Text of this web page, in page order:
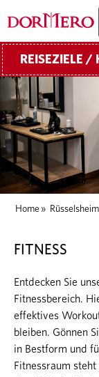
REISEZIELE /
Home » Rüsselsheim
FITNESS
Entdecken Sie
Fitnessbereich.
effektives
bleiben. Gönnen
in Bestform und
Fitnessraum